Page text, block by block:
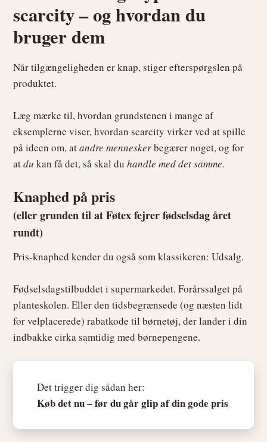
scarcity – og hvordan du
bruger dem
Når tilgængeligheden er knap, stiger efterspørgslen på
produktet.
Læg mærke til, hvordan grundstenen i mange af
eksemplerne viser, hvordan scarcity virker ved at spille
på ideen om, atandre menneskerbegærer noget, og for
atdukan få det, så skal duhandle med det samme.
Knaphed på pris
(eller grunden til at Føtex fejrer fødselsdag året
rundt)
Pris-knaphed kender du også som klassikeren: Udsalg.
Fødselsdagstilbuddet i supermarkedet. Forårssalget på
planteskolen. Eller den tidsbegrænsede (og næsten lidt
for velplacerede) rabatkode til børnetøj, der lander i din
indbakke cirka samtidig med børnepengene.
Det trigger dig sådan her:
Køb det nu – før du går glip af din gode pris